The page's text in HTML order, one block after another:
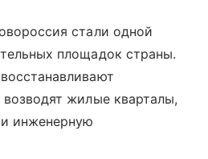
стали одной
площадок страны.
жилые кварталы,
инженерную